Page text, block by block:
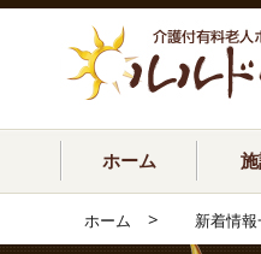
ホーム
ホーム > 新着情報